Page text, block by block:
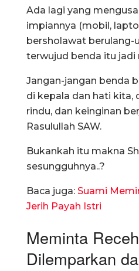
Ada lagi yang
impiannya (mobil,
bersholawat berulang-
terwujud benda itu jadi
Jangan-jangan benda
di kepala dan hati kita,
rindu, dan keinginan
Rasulullah SAW.
Bukankah itu makna
sesungguhnya..?
Baca juga: Suami
Jerih Payah Istri
Meminta
Dilemparkan